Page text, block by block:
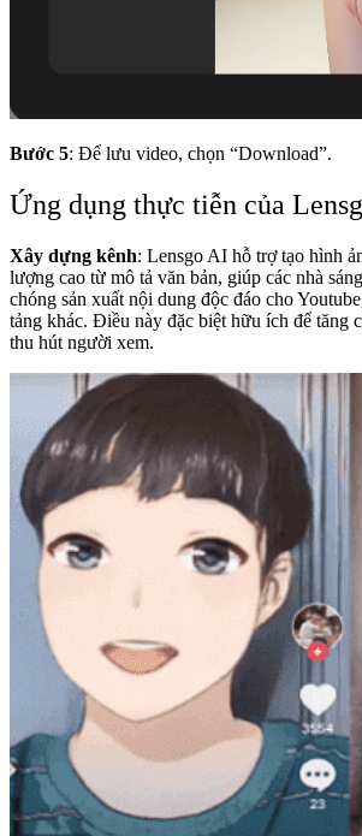
Bước 5: Để lưu video, chọn “Download”.
Ứng dụng thực tiễn của
Xây dựng kênh: Lensgo AI hỗ trợ tạo hình
lượng cao từ mô tả văn bản, giúp các nhà
chóng sản xuất nội dung độc đáo cho
tảng khác. Điều này đặc biệt hữu ích để tăng
thu hút người xem.